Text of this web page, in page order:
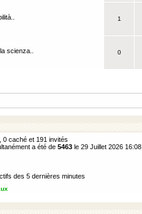
1
scienza..
0
0 caché et 191 invités
a été de 5463 le 29 Juillet 2026 16:08
des 5 dernières minutes